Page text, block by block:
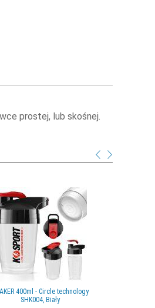
prostej, lub skośnej.
400ml - Circle technology
SHK004, Biały